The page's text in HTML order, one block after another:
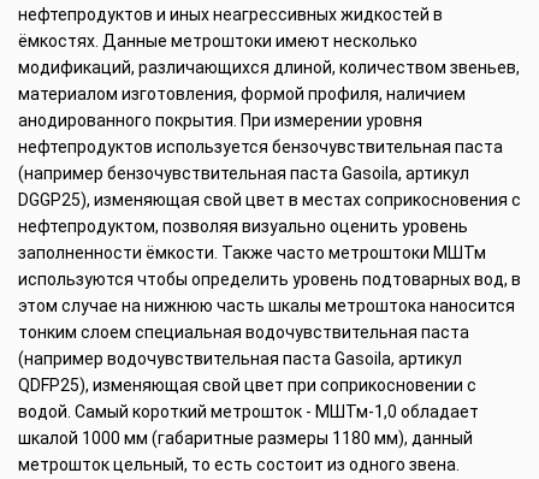
нефтепродуктов и иных неагрессивных жидкостей в
ёмкостях. Данные метроштоки имеют несколько
модификаций, различающихся длиной, количеством звеньев,
материалом изготовления, формой профиля, наличием
анодированного покрытия. При измерении уровня
нефтепродуктов используется бензочувствительная паста
(например бензочувствительная паста Gasoila, артикул
DGGP25), изменяющая свой цвет в местах соприкосновения с
нефтепродуктом, позволяя визуально оценить уровень
заполненности ёмкости. Также часто метроштоки МШТм
используются чтобы определить уровень подтоварных вод, в
этом случае на нижнюю часть шкалы метроштока наносится
тонким слоем специальная водочувствительная паста
(например водочувствительная паста Gasoila, артикул
QDFP25), изменяющая свой цвет при соприкосновении с
водой. Самый короткий метрошток - МШТм-1,0 обладает
шкалой 1000 мм (габаритные размеры 1180 мм), данный
метрошток цельный, то есть состоит из одного звена.